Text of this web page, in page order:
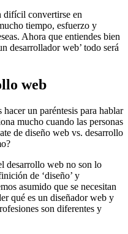
difícil convertirse en
tiempo, esfuerzo y
Ahora que entiendes bien
desarrollador web’ todo será
web
un paréntesis para hablar
mucho cuando las personas
de diseño web vs. desarrollo
desarrollo web no son lo
de ‘diseño’ y
asumido que se necesitan
qué es un diseñador web y
son diferentes y